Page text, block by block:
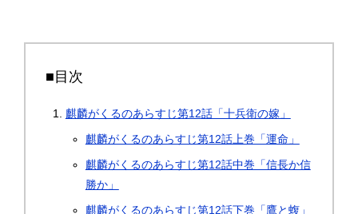
■目次
麒麟がくるのあらすじ第12話「十兵衛の嫁」
麒麟がくるのあらすじ第12話上巻「運命」
麒麟がくるのあらすじ第12話中巻「信長か信
勝か」
麒麟がくるのあらすじ第12話下巻「鷹と蝮」